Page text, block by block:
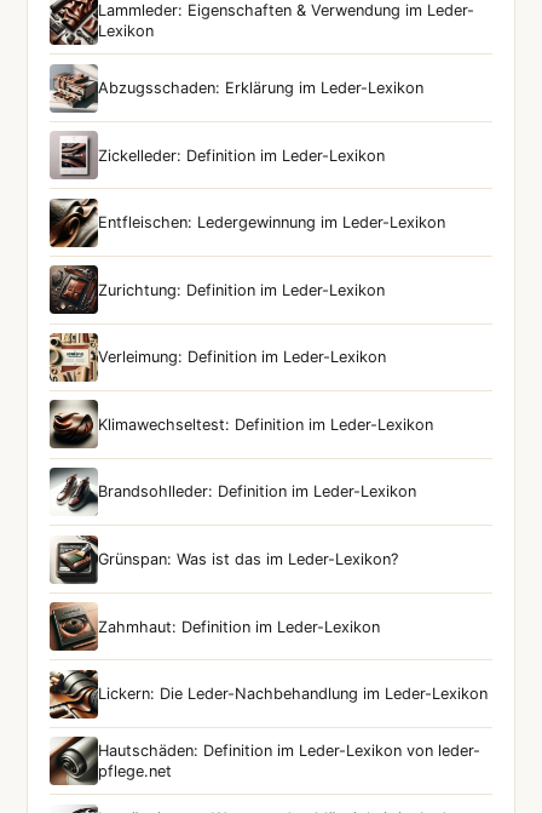
Lammleder: Eigenschaften & Verwendung im Leder-
Lexikon
Abzugsschaden: Erklärung im Leder-Lexikon
Zickelleder: Definition im Leder-Lexikon
Entfleischen: Ledergewinnung im Leder-Lexikon
Zurichtung: Definition im Leder-Lexikon
Verleimung: Definition im Leder-Lexikon
Klimawechseltest: Definition im Leder-Lexikon
Brandsohlleder: Definition im Leder-Lexikon
Grünspan: Was ist das im Leder-Lexikon?
Zahmhaut: Definition im Leder-Lexikon
Lickern: Die Leder-Nachbehandlung im Leder-Lexikon
Hautschäden: Definition im Leder-Lexikon von leder-
pflege.net